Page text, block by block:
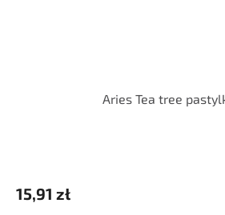
Aries Tea tree
15,91 zł